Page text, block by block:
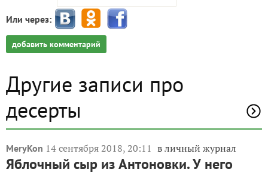
Или через:
добавить комментарий
Другие записи про
десерты
MeryKon 14 сентября 2018, 20:11 в личный журнал
Яблочный сыр из Антоновки. У него